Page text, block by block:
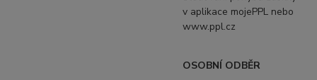
v aplikace mojePPL nebo
www.ppl.cz
OSOBNÍ ODBĚR